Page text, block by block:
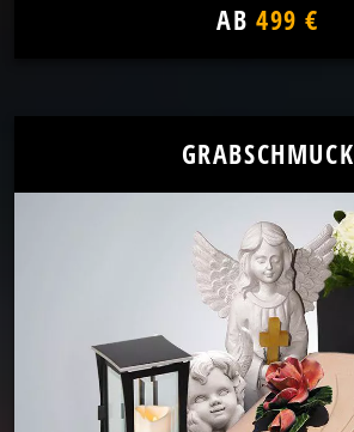
AB 499 €
GRABSCHMUCK